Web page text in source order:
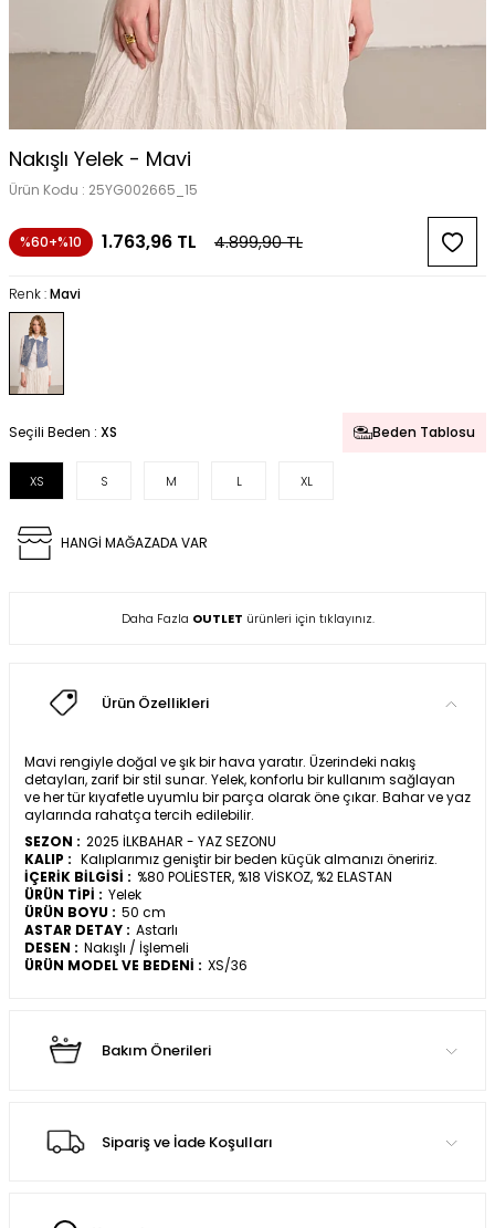
Nakışlı Yelek - Mavi
Ürün Kodu : 25YG002665_15
%60+%10 1.763,96 TL 4.899,90TL
Renk :Mavi
Seçili Beden : XS Beden Tablosu
XS S M L XL
HANGİ MAĞAZADA VAR
Daha Fazla OUTLET ürünleri için tıklayınız.
Ürün Özellikleri
Mavi rengiyle doğal ve şık bir hava yaratır. Üzerindeki nakış
detayları, zarif bir stil sunar. Yelek, konforlu bir kullanım sağlayan
ve her tür kıyafetle uyumlu bir parça olarak öne çıkar. Bahar ve yaz
aylarında rahatça tercih edilebilir.
SEZON : 2025 İLKBAHAR - YAZ SEZONU
KALIP : Kalıplarımız geniştir bir beden küçük almanızı öneririz.
İÇERİK BİLGİSİ : %80 POLİESTER, %18 VİSKOZ, %2 ELASTAN
ÜRÜN TİPİ : Yelek
ÜRÜN BOYU : 50 cm
ASTAR DETAY : Astarlı
DESEN : Nakışlı / İşlemeli
ÜRÜN MODEL VE BEDENİ : XS/36
Bakım Önerileri
Sipariş ve İade Koşulları